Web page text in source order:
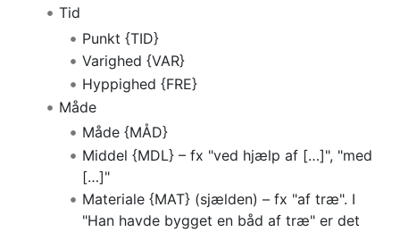
Tid
Punkt {TID}
Varighed {VAR}
Hyppighed {FRE}
Måde
Måde {MÅD}
Middel {MDL} – fx "ved hjælp af […]", "med
[…]"
Materiale {MAT} (sjælden) – fx "af træ". I
"Han havde bygget en båd af træ" er det